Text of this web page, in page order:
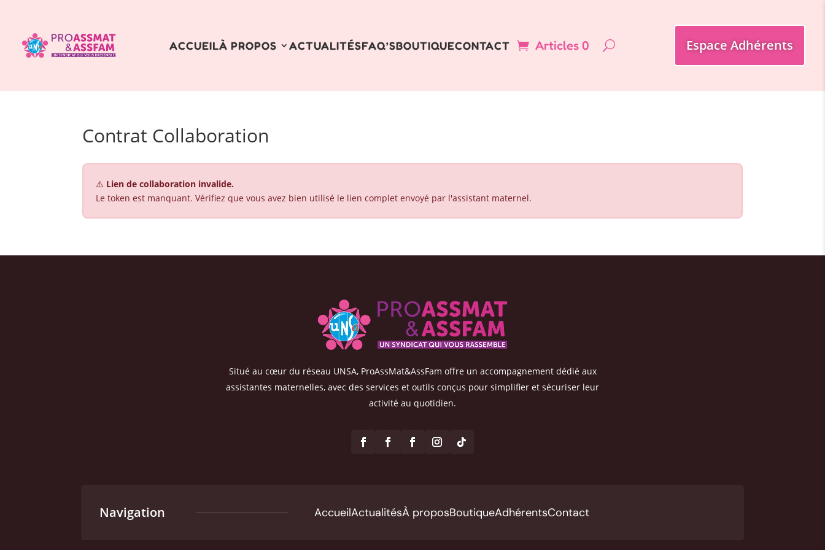
ACCUEILÀ PROPOS ACTUALITÉSFAQ’SBOUTIQUECONTACT Articles 0 Espace Adhérents
Contrat Collaboration
⚠️ Lien de collaboration invalide.
Le token est manquant. Vérifiez que vous avez bien utilisé le lien complet envoyé par l'assistant maternel.
Situé au cœur du réseau UNSA, ProAssMat&AssFam offre un accompagnement dédié aux
assistantes maternelles, avec des services et outils conçus pour simplifier et sécuriser leur
activité au quotidien.
Navigation AccueilActualitésÀ proposBoutiqueAdhérentsContact